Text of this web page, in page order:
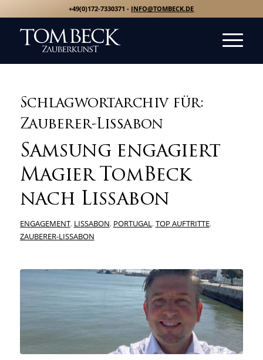
+49(0)172-7330371 - INFO@TOMBECK.DE
Schlagwortarchiv für:
Zauberer-Lissabon
Samsung engagiert
Magier TomBeck
nach Lissabon
ENGAGEMENT, LISSABON, PORTUGAL,TOP AUFTRITTE,
ZAUBERER-LISSABON